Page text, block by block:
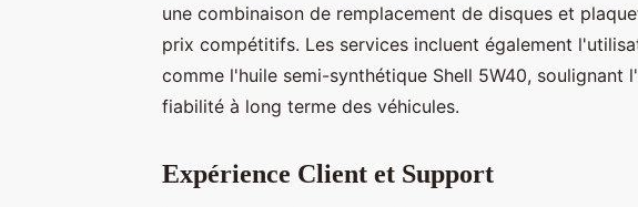
une combinaison de remplacement de disques et
prix compétitifs. Les services incluent également
comme l'huile semi-synthétique Shell 5W40, soulignant
fiabilité à long terme des véhicules.
Expérience Client et Support